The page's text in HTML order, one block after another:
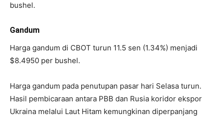
bushel.
Gandum
Harga gandum di CBOT turun 11.5 sen (1.34%) menjadi
$8.4950 per bushel.
Harga gandum pada penutupan pasar hari Selasa turun.
Hasil pembicaraan antara PBB dan Rusia koridor ekspor
Ukraina melalui Laut Hitam kemungkinan diperpanjang